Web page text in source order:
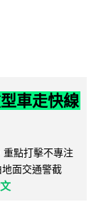
車走快線
點打擊不專注
面交通警截